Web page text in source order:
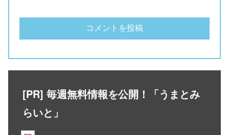
[PR] 毎週無料情報を公開！「うまとみ
らいと」